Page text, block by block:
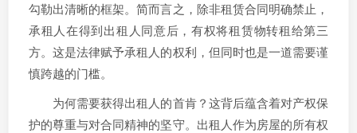
勾勒出清晰的框架。简而言之，除非租赁合同明确禁止，
承租人在得到出租人同意后，有权将租赁物转租给第三
方。这是法律赋予承租人的权利，但同时也是一道需要谨
慎跨越的门槛。
为何需要获得出租人的首肯？这背后蕴含着对产权保
护的尊重与对合同精神的坚守。出租人作为房屋的所有权